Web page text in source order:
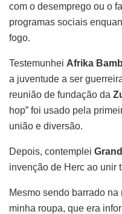
com o desemprego ou o
programas sociais
fogo.
Testemunhei Afrika
a juventude a ser
reunião de fundação da
hop” foi usado pela
união e diversão.
Depois, contemplei
invenção de Herc ao unir
Mesmo sendo barrado
minha roupa, que era